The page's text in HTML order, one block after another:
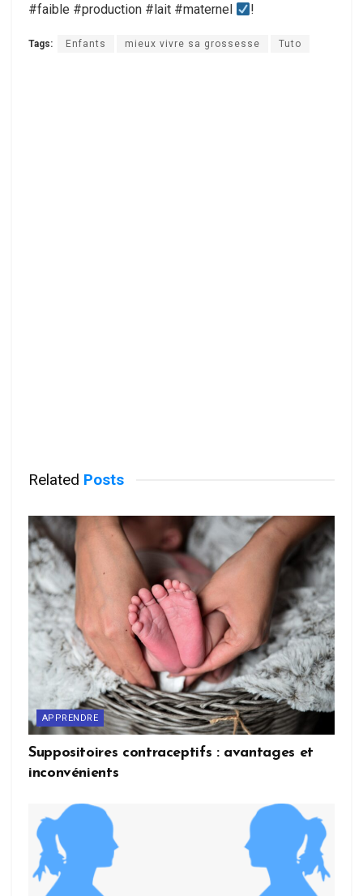
#faible #production #lait #maternel
!
Tags: Enfants mieux vivre sa grossesse Tuto
Related Posts
APPRENDRE
Suppositoires contraceptifs : avantages et
inconvénients